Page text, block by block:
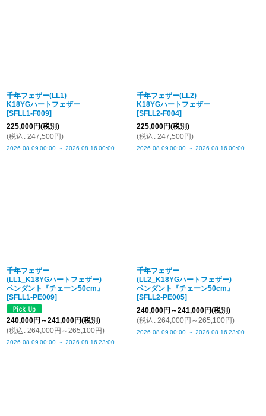
千年フェザー(LL1)
K18YGハートフェザー
[SFLL1-F009]
225,000円(税別)
(税込 : 247,500円)
2026.08.09 00:00 ～ 2026.08.16 00:00
千年フェザー(LL2)
K18YGハートフェザー
[SFLL2-F004]
225,000円(税別)
(税込 : 247,500円)
2026.08.09 00:00 ～ 2026.08.16 00:00
千年フェザー
(LL1_K18YGハートフェザー)
ペンダント『チェーン50cm』
[SFLL1-PE009]
240,000円 ～241,000円(税別)
(税込 : 264,000円 ～265,100円)
2026.08.09 00:00 ～ 2026.08.16 23:00
千年フェザー
(LL2_K18YGハートフェザー)
ペンダント『チェーン50cm』
[SFLL2-PE005]
240,000円 ～241,000円(税別)
(税込 : 264,000円 ～265,100円)
2026.08.09 00:00 ～ 2026.08.16 23:00